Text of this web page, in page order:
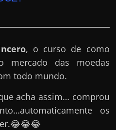
, o curso de como
mercado das moedas
todo mundo.
acha assim… comprou
os